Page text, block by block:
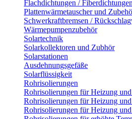
Flachdichtungen /
Plattenwärmetauscher und
Schwerkraftbremsen /
Wärmepumpenzubehör
Solartechnik
Solarkollektoren und Zubhör
Solarstationen
Ausdehnungsgefäße
Solarflüssigkeit
Rohrisolierungen
Rohrisolierungen für Heizung
Rohrisolierungen für Heizung
Rohrisolierungen für Heizung